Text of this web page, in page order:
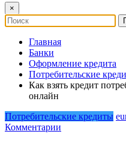
×
Главная
Банки
Оформление кредита
Потребительские
Как взять кредит
онлайн
Потребительские кредиты
Комментарии